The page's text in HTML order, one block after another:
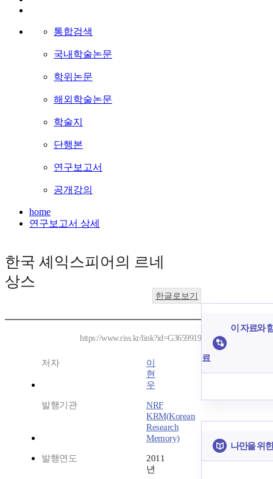
통합검색
국내학술논문
학위논문
해외학술논문
학술지
단행본
연구보고서
공개강의
home
연구보고서 상세
한국 셰익스피어의 르네
상스
한글로보기
https://www.riss.kr/link?id=G3659919
저자
이
현
우
발행기관
NRF
KRM(Korean
Research
Memory)
발행연도
2011
년
이 자료와
료
나만을 위